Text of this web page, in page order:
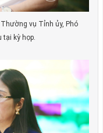
vụ Tỉnh ủy, Phó
tại kỳ họp.